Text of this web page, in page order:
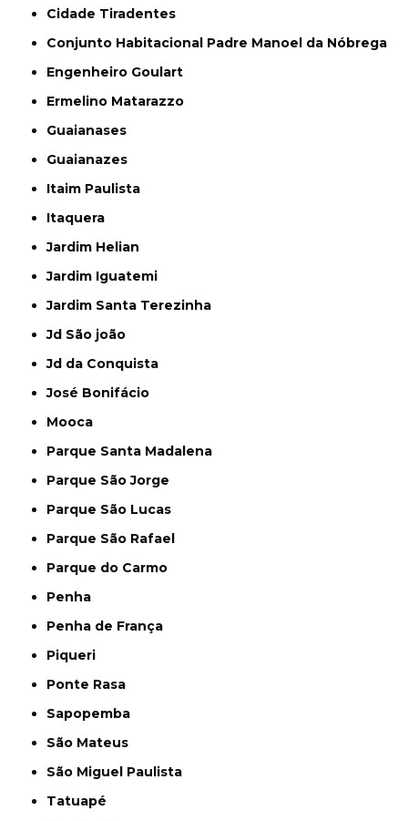
Cidade Tiradentes
Conjunto Habitacional Padre Manoel da Nóbrega
Engenheiro Goulart
Ermelino Matarazzo
Guaianases
Guaianazes
Itaim Paulista
Itaquera
Jardim Helian
Jardim Iguatemi
Jardim Santa Terezinha
Jd São joão
Jd da Conquista
José Bonifácio
Mooca
Parque Santa Madalena
Parque São Jorge
Parque São Lucas
Parque São Rafael
Parque do Carmo
Penha
Penha de França
Piqueri
Ponte Rasa
Sapopemba
São Mateus
São Miguel Paulista
Tatuapé